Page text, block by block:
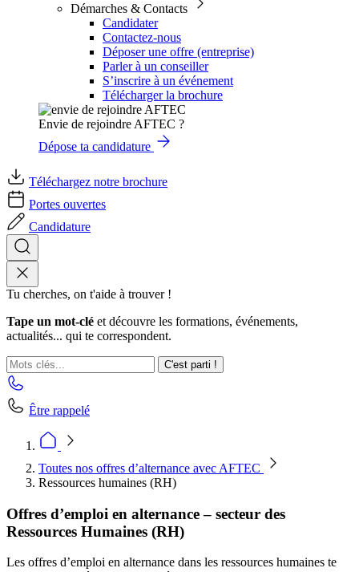
Démarches & Contacts
Candidater
Contactez-nous
Déposer une offre (entreprise)
Parler à un conseiller
S’inscrire à un événement
Télécharger la brochure
Envie de rejoindre AFTEC ?
Dépose ta candidature
Téléchargez notre brochure
Portes ouvertes
Candidature
Tu cherches, on t'aide à trouver !
Tape un mot-clé et découvre les formations, événements,
actualités... qui te correspondent.
C'est parti !
Être rappelé
Toutes nos offres d’alternance avec AFTEC
Ressources humaines (RH)
Offres d’emploi en alternance – secteur des
Ressources Humaines (RH)
Les offres d’emploi en alternance dans les ressources humaines te